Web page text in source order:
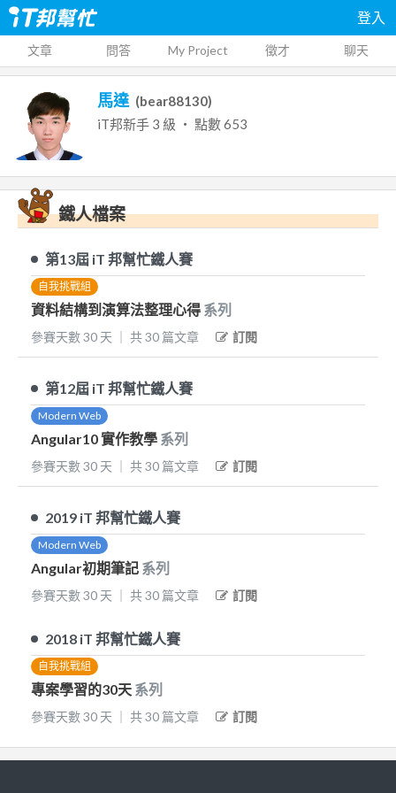
登入
文章 問答 My Project 徵才 聊天
馬達 (bear88130)
iT邦新手 3 級 ‧ 點數653
鐵人檔案
2018 iT 邦幫忙鐵人賽
自我挑戰組
專案學習的30天 系列
參賽天數30 天 共30 篇文章 訂閱
2019 iT 邦幫忙鐵人賽
Modern Web
Angular初期筆記 系列
參賽天數30 天 共30 篇文章 訂閱
第12屆 iT 邦幫忙鐵人賽
Modern Web
Angular10 實作教學 系列
參賽天數30 天 共30 篇文章 訂閱
第13屆 iT 邦幫忙鐵人賽
自我挑戰組
資料結構到演算法整理心得 系列
參賽天數30 天 共30 篇文章 訂閱